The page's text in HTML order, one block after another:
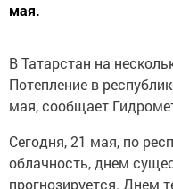
мая.
В Татарстан на
Потепление в
мая, сообщает
Сегодня, 21 мая, по
облачность, днем
прогнозируется. Днем